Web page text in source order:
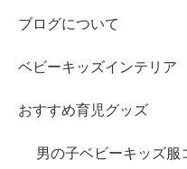
ブログについて
ベビーキッズインテリア
おすすめ育児グッズ
男の子ベビーキッズ服